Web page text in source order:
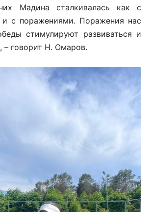
Мадина сталкивалась как с
и с поражениями. Поражения нас
стимулируют развиваться и
– говорит Н. Омаров.